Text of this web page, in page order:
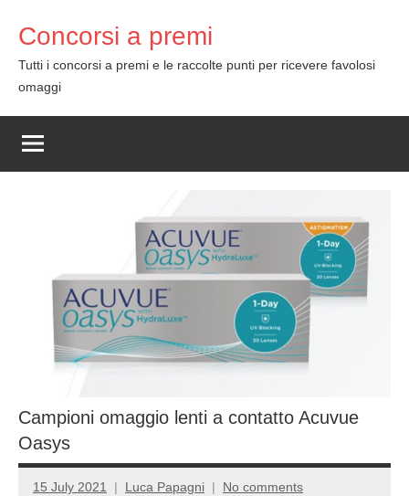
content
Concorsi a premi
Tutti i concorsi a premi e le raccolte punti per ricevere favolosi
omaggi
Campioni omaggio lenti a contatto Acuvue
Oasys
15 July 2021 Luca Papagni No comments